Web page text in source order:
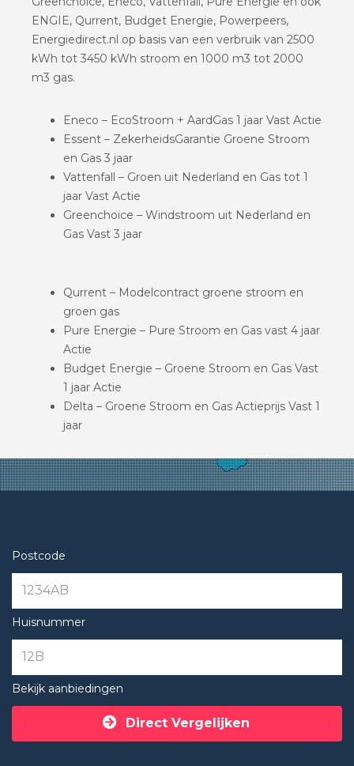
ENGIE, Qurrent, Budget Energie, Powerpeers,
Energiedirect.nl op basis van een verbruik van 2500
kWh tot 3450 kWh stroom en 1000 m3 tot 2000
m3 gas.
Eneco – EcoStroom + AardGas 1 jaar Vast Actie
Essent – ZekerheidsGarantie Groene Stroom
en Gas 3 jaar
Vattenfall – Groen uit Nederland en Gas tot 1
jaar Vast Actie
Greenchoice – Windstroom uit Nederland en
Gas Vast 3 jaar
Qurrent – Modelcontract groene stroom en
groen gas
Pure Energie – Pure Stroom en Gas vast 4 jaar
Actie
Budget Energie – Groene Stroom en Gas Vast
1 jaar Actie
Delta – Groene Stroom en Gas Actieprijs Vast 1
jaar
Postcode
Huisnummer
Bekijk aanbiedingen
Direct Vergelijken